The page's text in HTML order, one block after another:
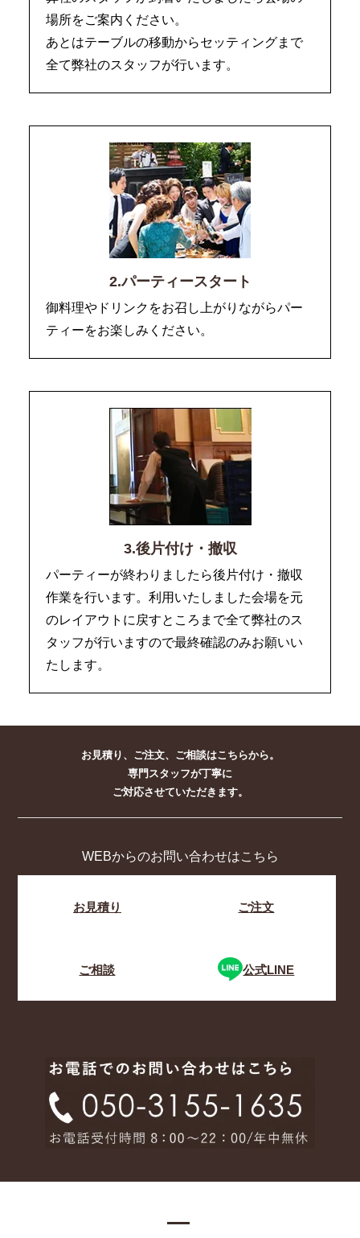
場所をご案内ください。
あとはテーブルの移動からセッティングまで
全て弊社のスタッフが行います。
2.パーティースタート
御料理やドリンクをお召し上がりながらパー
ティーをお楽しみください。
3.後片付け・撤収
パーティーが終わりましたら後片付け・撤収
作業を行います。利用いたしました会場を元
のレイアウトに戻すところまで全て弊社のス
タッフが行いますので最終確認のみお願いい
たします。
お見積り、ご注文、ご相談はこちらから。
専門スタッフが丁寧に
ご対応させていただきます。
WEBからのお問い合わせはこちら
お見積り ご注文
ご相談 公式LINE